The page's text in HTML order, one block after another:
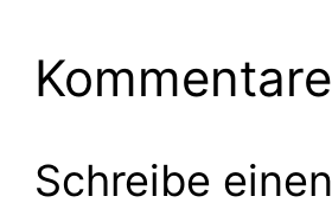
Kommentare
Schreibe einen